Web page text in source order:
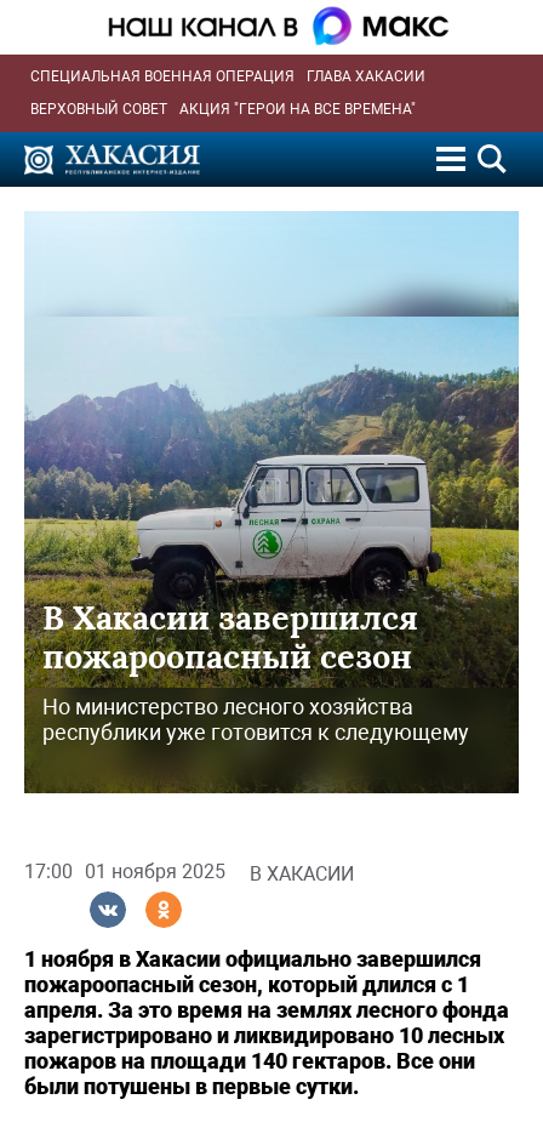
СПЕЦИАЛЬНАЯ ВОЕННАЯ ОПЕРАЦИЯ
ГЛАВА ХАКАСИИ
ВЕРХОВНЫЙ СОВЕТ
АКЦИЯ "ГЕРОИ НА ВСЕ ВРЕМЕНА"
В Хакасии завершился
пожароопасный сезон
Но министерство лесного хозяйства
республики уже готовится к следующему
17:00 01 ноября 2025 В ХАКАСИИ
1 ноября в Хакасии официально завершился
пожароопасный сезон, который длился с 1
апреля. За это время на землях лесного фонда
зарегистрировано и ликвидировано 10 лесных
пожаров на площади 140 гектаров. Все они
были потушены в первые сутки.